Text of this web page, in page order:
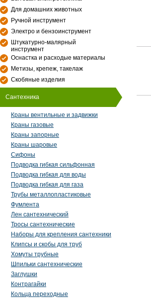
Для домашних животных
Ручной инструмент
Электро и бензоинструмент
Штукатурно-малярный
инструмент
Оснастка и расходые материалы
Метизы, крепеж, такелаж
Скобяные изделия
Сантехника
Краны вентильные и задвижки
Краны газовые
Краны запорные
Краны шаровые
Сифоны
Подводка гибкая сильфонная
Подводка гибкая для воды
Подводка гибкая для газа
Трубы металлопластиковые
Фумлента
Лен сантехнический
Тросы сантехнические
Наборы для крепления сантехники
Клипсы и скобы для труб
Хомуты трубные
Шпильки сантехнические
Заглушки
Контрагайки
Кольца переходные